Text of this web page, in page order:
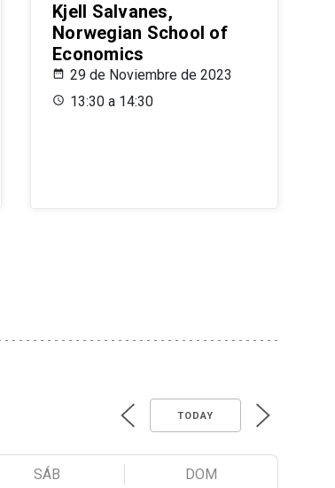
Kjell Salvanes,
Norwegian School of
Economics
29 de Noviembre de 2023
13:30 a 14:30
TODAY
SÁB DOM